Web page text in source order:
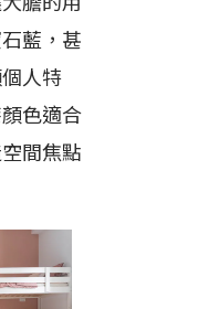
藍，甚
人特
色適合
間焦點